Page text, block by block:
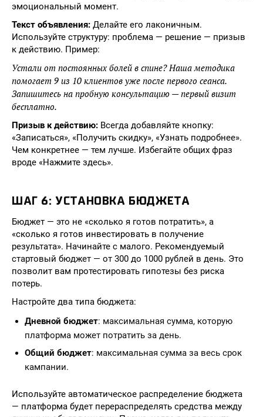
эмоциональный момент.
Текст объявления: Делайте его лаконичным.
Используйте структуру: проблема — решение — призыв
к действию. Пример:
Устали от постоянных болей в спине? Наша методика
помогает 9 из 10 клиентов уже после первого сеанса.
Запишитесь на пробную консультацию — первый визит
бесплатно.
Призыв к действию: Всегда добавляйте кнопку:
«Записаться», «Получить скидку», «Узнать подробнее».
Чем конкретнее — тем лучше. Избегайте общих фраз
вроде «Нажмите здесь».
ШАГ 6: УСТАНОВКА БЮДЖЕТА
Бюджет — это не «сколько я готов потратить», а
«сколько я готов инвестировать в получение
результата». Начинайте с малого. Рекомендуемый
стартовый бюджет — от 300 до 1000 рублей в день. Это
позволит вам протестировать гипотезы без риска
потерь.
Настройте два типа бюджета:
Дневной бюджет: максимальная сумма, которую
платформа может потратить за день.
Общий бюджет: максимальная сумма за весь срок
кампании.
Используйте автоматическое распределение бюджета
— платформа будет перераспределять средства между